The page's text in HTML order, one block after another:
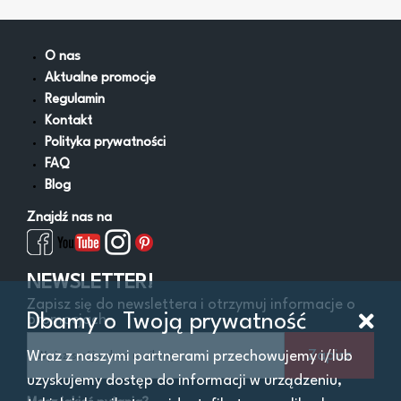
Równiarki
Rozściełacze asfaltu
Spycharki
Walce
Wozidła
Zagęszczarki
Ładowarki
Cena Od: Do: zł
Lokalizacja
Województwo
O nas
Aktualne promocje
Regulamin
Kontakt
Polityka prywatności
FAQ
Blog
Znajdź nas na
NEWSLETTER!
Zapisz się do newslettera i otrzymuj informacje o
promocjach
Zapisz
Dbamy o Twoją prywatność
Wraz z naszymi partnerami przechowujemy i/lub
uzyskujemy dostęp do informacji w urządzeniu,